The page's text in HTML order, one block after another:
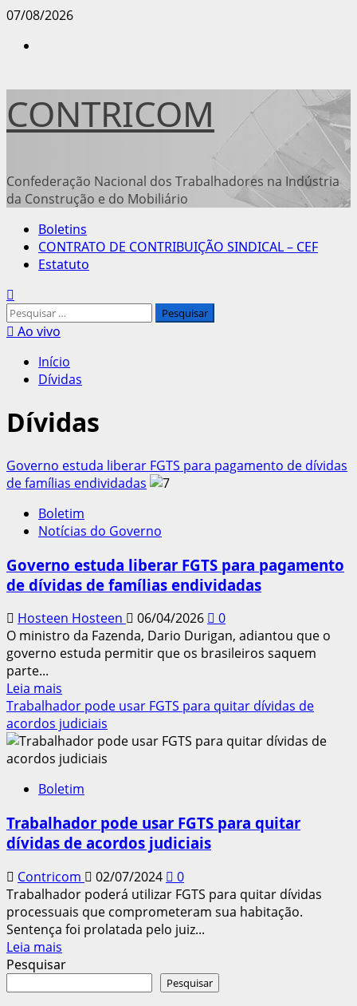
Avançar
07/08/2026
CONTRICOM
Confederação Nacional dos Trabalhadores na Indústria
da Construção e do Mobiliário
Menu
principal
Boletins
CONTRATO DE CONTRIBUIÇÃO SINDICAL – CEF
Estatuto
Pesquisar
por:Ao vivo
Início
Dívidas
Dívidas
Governo estuda liberar FGTS para pagamento de dívidas
de famílias endividadas
Boletim
Notícias do Governo
Governo estuda liberar FGTS para pagamento
de dívidas de famílias endividadas
Hosteen Hosteen 06/04/2026
0
O ministro da Fazenda, Dario Durigan, adiantou que o
governo estuda permitir que os brasileiros saquem
parte...
Leia mais
mais
sobre
Governo
estuda
FGTS
pagamento
de
de
famílias
endividadas
Trabalhador pode usar FGTS para quitar dívidas de
acordos judiciais
Boletim
Trabalhador pode usar FGTS para quitar
dívidas de acordos judiciais
Contricom 02/07/2024
0
Trabalhador poderá utilizar FGTS para quitar dívidas
processuais que comprometeram sua habitação.
Sentença foi prolatada pelo juiz...
Leia mais
mais
Pesquisar
Pesquisar